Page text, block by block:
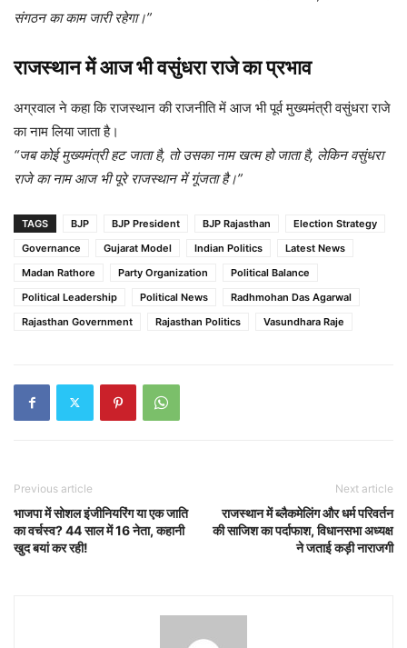
संगठन का काम जारी रहेगा।”
राजस्थान में आज भी वसुंधरा राजे का प्रभाव
अग्रवाल ने कहा कि राजस्थान की राजनीति में आज भी पूर्व मुख्यमंत्री वसुंधरा राजे
का नाम लिया जाता है।
“जब कोई मुख्यमंत्री हट जाता है, तो उसका नाम खत्म हो जाता है, लेकिन वसुंधरा
राजे का नाम आज भी पूरे राजस्थान में गूंजता है।”
TAGS BJP BJP President BJP Rajasthan
Election Strategy
Governance
Gujarat Model Indian Politics
Latest News
Madan Rathore
Party Organization
Political Balance
Political Leadership
Political News
Radhmohan Das Agarwal
Rajasthan Government
Rajasthan Politics Vasundhara Raje
Previous article
भाजपा में सोशल इंजीनियरिंग या एक जाति
का वर्चस्व? 44 साल में 16 नेता, कहानी
खुद बयां कर रही!
Next article
राजस्थान में ब्लैकमेलिंग और धर्म परिवर्तन
की साजिश का पर्दाफाश, विधानसभा अध्यक्ष
ने जताई कड़ी नाराजगी